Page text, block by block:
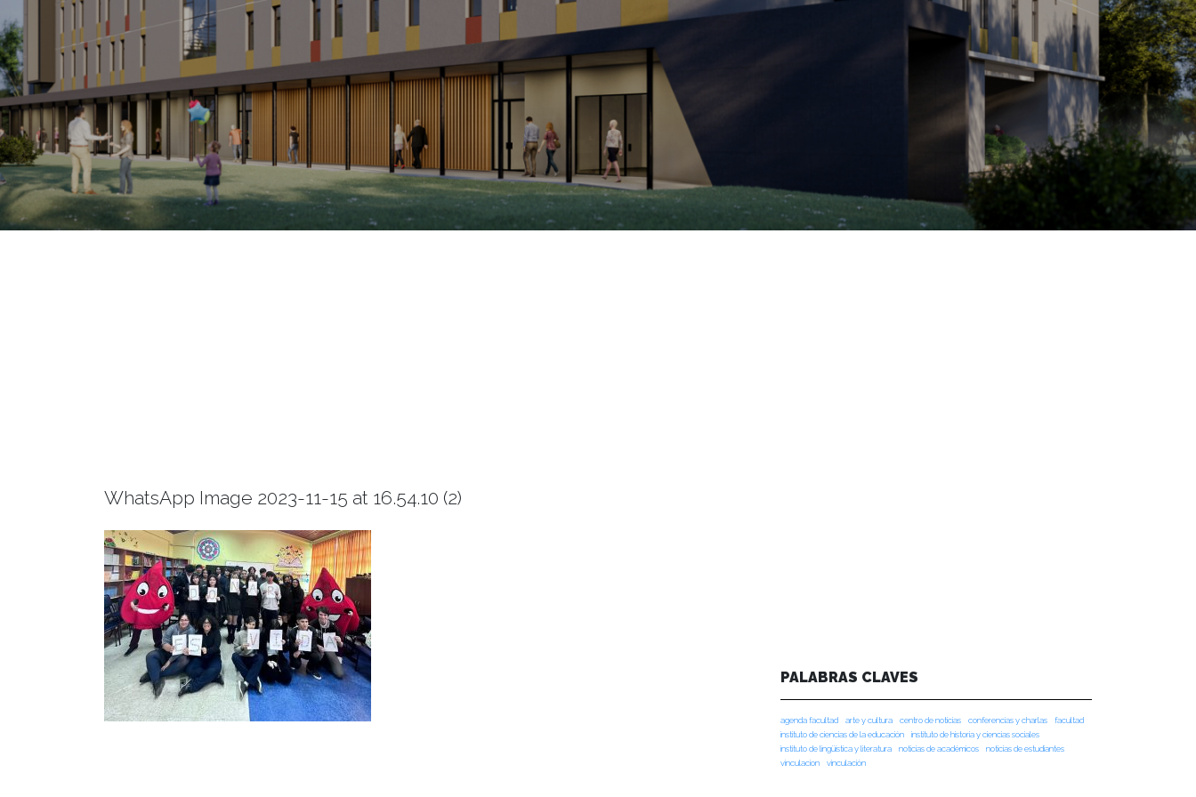
WhatsApp Image 2023-11-15 at 16.54.10 (2)
PALABRAS CLAVES
agenda facultad arte y cultura centro de noticias conferencias y charlas
facultad
instituto de ciencias de la educación
instituto de historia y ciencias sociales
instituto de lingüística y literatura
noticias de académicos
noticias de estudiantes
vinculacion
vinculación